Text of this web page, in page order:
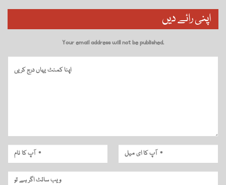
اپنی رائے دیں
Your email address will not be published.